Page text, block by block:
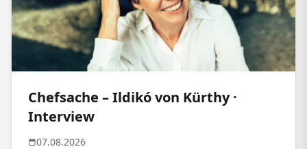
Chefsache – Ildikó von Kürthy ·
Interview
07.08.2026